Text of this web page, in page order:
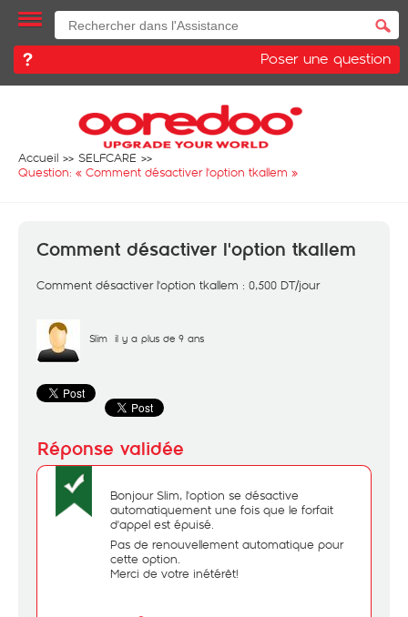
Poser une question
Accueil
SELFCARE
Question: « Comment désactiver l'option tkallem »
Comment désactiver l'option tkallem
Comment désactiver l'option tkallem : 0,500 DT/jour
Slim il y a plus de 9 ans
Bonjour Slim, l'option se désactive
automatiquement une fois que le forfait
d'appel est épuisé.
Pas de renouvellement automatique pour
cette option.
Merci de votre inétérêt!